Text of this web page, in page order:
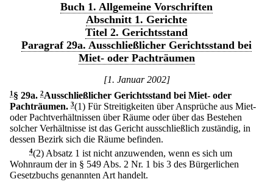
Buch 1. Allgemeine Vorschriften
Abschnitt 1. Gerichte
Titel 2. Gerichtsstand
Paragraf 29a. Ausschließlicher Gerichtsstand bei
Miet- oder Pachträumen
[1. Januar 2002]
1 § 29a. 2Ausschließlicher Gerichtsstand bei Miet- oder
Pachträumen. 3(1) Für Streitigkeiten über Ansprüche aus Miet-
oder Pachtverhältnissen über Räume oder über das Bestehen
solcher Verhältnisse ist das Gericht ausschließlich zuständig, in
dessen Bezirk sich die Räume befinden.
4(2) Absatz 1 ist nicht anzuwenden, wenn es sich um
Wohnraum der in § 549 Abs. 2 Nr. 1 bis 3 des Bürgerlichen
Gesetzbuchs genannten Art handelt.